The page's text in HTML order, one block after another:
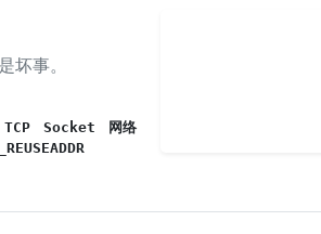
坏事。
TCP Socket
网络